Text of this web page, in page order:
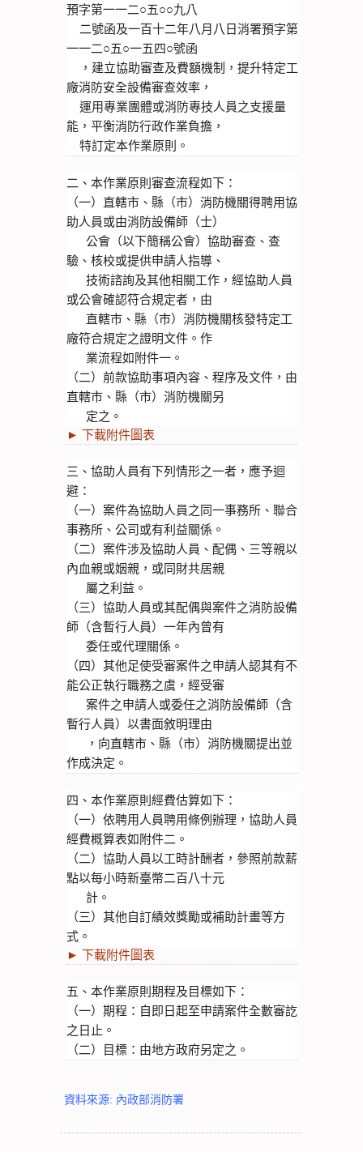
預字第一一二○五○○九八
一一二○五○一五四○號函
廠消防安全設備審查效率，
能，平衡消防行政作業負擔，
    特訂定本作業原則。
二、本作業原則審查流程如下：
（一）直轄市、縣（市）消防機關得聘用協
助人員或由消防設備師（士）
驗、核校或提供申請人指導、
或公會確認符合規定者，由
廠符合規定之證明文件。作
      業流程如附件一。
（二）前款協助事項內容、程序及文件，由
直轄市、縣（市）消防機關另
      定之。
► 下載附件圖表
三、協助人員有下列情形之一者，應予迴
避：
（一）案件為協助人員之同一事務所、聯合
事務所、公司或有利益關係。
（二）案件涉及協助人員、配偶、三等親以
內血親或姻親，或同財共居親
      屬之利益。
（三）協助人員或其配偶與案件之消防設備
師（含暫行人員）一年內曾有
      委任或代理關係。
（四）其他足使受審案件之申請人認其有不
能公正執行職務之虞，經受審
暫行人員）以書面敘明理由
作成決定。
四、本作業原則經費估算如下：
（一）依聘用人員聘用條例辦理，協助人員
經費概算表如附件二。
（二）協助人員以工時計酬者，參照前款薪
點以每小時新臺幣二百八十元
      計。
（三）其他自訂績效獎勵或補助計畫等方
式。
► 下載附件圖表
五、本作業原則期程及目標如下：
（一）期程：自即日起至申請案件全數審訖
之日止。
（二）目標：由地方政府另定之。
資料來源: 內政部消防署